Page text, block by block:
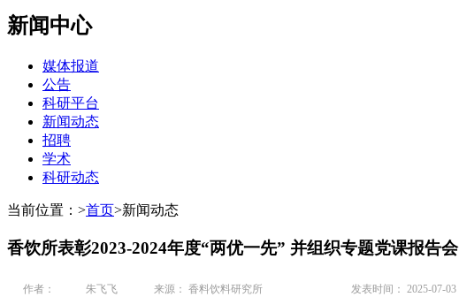
新闻中心
媒体报道
公告
科研平台
新闻动态
招聘
学术
科研动态
当前位置： >首页>新闻动态
香饮所表彰2023-2024年度“两优一先” 并组织专题党课报告会
作者： 朱飞飞 来源： 香料饮料研究所 发表时间： 2025-07-03